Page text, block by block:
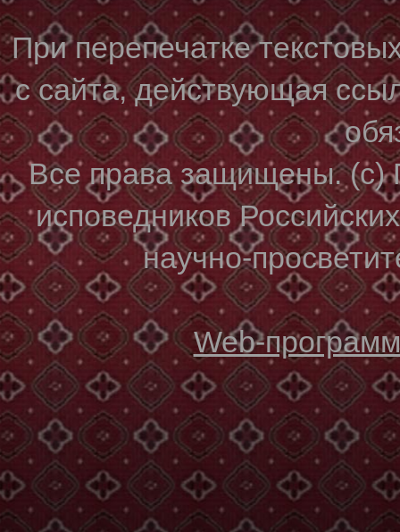
При перепечатке
с сайта, действующая
Все права защищены. (с)
исповедников
научно-
Web-